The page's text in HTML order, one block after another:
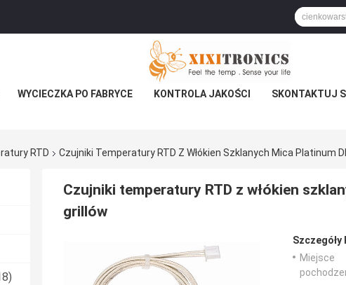
WYCIECZKA PO FABRYCE KONTROLA JAKOŚCI SKONTAKTUJ
RTD Czujniki Temperatury RTD Z Włókien Szklanych Mica Platinum
Czujniki temperatury RTD z włókien
grillów
Miejsce